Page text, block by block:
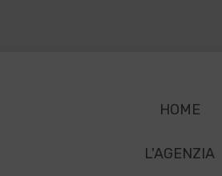
HOME
L'AGENZIA